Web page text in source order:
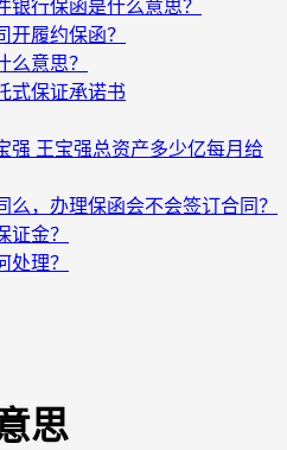
银行保函是什么意思？
开履约保函？
么意思？
式保证承诺书
强 王宝强总资产多少亿每月给
么，办理保函会不会签订合同？
证金？
处理？
思